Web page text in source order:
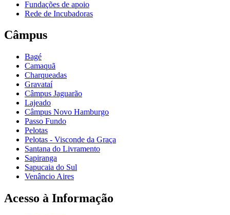
Fundações de apoio
Rede de Incubadoras
Câmpus
Bagé
Camaquã
Charqueadas
Gravataí
Câmpus Jaguarão
Lajeado
Câmpus Novo Hamburgo
Passo Fundo
Pelotas
Pelotas - Visconde da Graça
Santana do Livramento
Sapiranga
Sapucaia do Sul
Venâncio Aires
Acesso à Informação